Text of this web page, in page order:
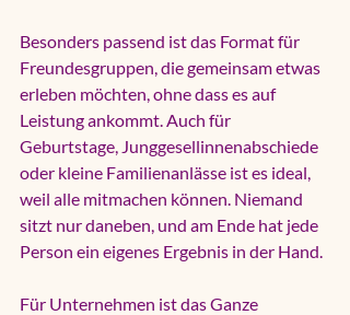
Besonders passend ist das Format für
Freundesgruppen, die gemeinsam etwas
erleben möchten, ohne dass es auf
Leistung ankommt. Auch für
Geburtstage, Junggesellinnenabschiede
oder kleine Familienanlässe ist es ideal,
weil alle mitmachen können. Niemand
sitzt nur daneben, und am Ende hat jede
Person ein eigenes Ergebnis in der Hand.
Für Unternehmen ist das Ganze